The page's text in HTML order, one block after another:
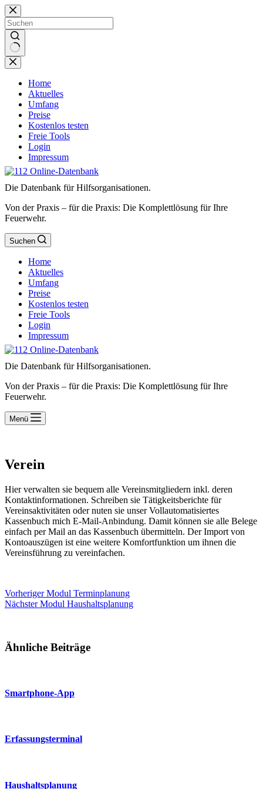
Zum
Inhalt
springen
Keine
Ergebnisse
Home
Aktuelles
Umfang
Preise
Kostenlos testen
Freie Tools
Login
Impressum
Die Datenbank für Hilfsorganisationen.
Von der Praxis – für die Praxis: Die Komplettlösung für Ihre
Feuerwehr.
Suchen
Home
Aktuelles
Umfang
Preise
Kostenlos testen
Freie Tools
Login
Impressum
Die Datenbank für Hilfsorganisationen.
Von der Praxis – für die Praxis: Die Komplettlösung für Ihre
Feuerwehr.
Menü
Verein
Hier verwalten sie bequem alle Vereinsmitgliedern inkl. deren
Kontaktinformationen. Schreiben sie Tätigkeitsberichte für
Vereinsaktivitäten oder nuten sie unser Vollautomatisiertes
Kassenbuch mich E-Mail-Anbindung. Damit können sie alle Belege
einfach per Mail an das Kassenbuch übermitteln. Der Import von
Kontoauszügen ist eine weitere Komfortfunktion um ihnen die
Vereinsführung zu vereinfachen.
VorherigerModul Terminplanung
NächsterModul Haushaltsplanung
Ähnliche Beiträge
Smartphone-App
Erfassungsterminal
Haushaltsplanung